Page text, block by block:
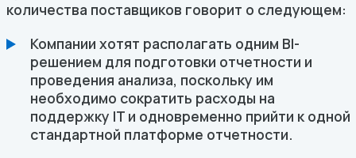
количества поставщиков говорит о следующем:
Компании хотят располагать одним BI-
решением для подготовки отчетности и
проведения анализа, поскольку им
необходимо сократить расходы на
поддержку IT и одновременно прийти к одной
стандартной платформе отчетности.